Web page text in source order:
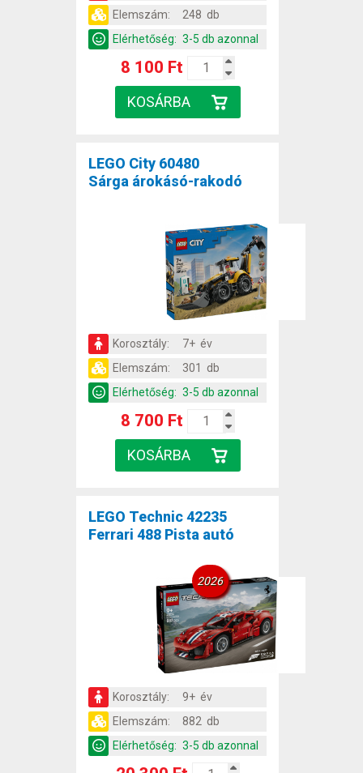
Elemszám:
248 db
Elérhetőség: 3-5 db azonnal
8 100 Ft
LEGO City 60480
Sárga árokásó-rakodó
Korosztály:
7+ év
Elemszám:
301 db
Elérhetőség: 3-5 db azonnal
8 700 Ft
LEGO Technic 42235
Ferrari 488 Pista autó
2026
Korosztály:
9+ év
Elemszám:
882 db
Elérhetőség: 3-5 db azonnal